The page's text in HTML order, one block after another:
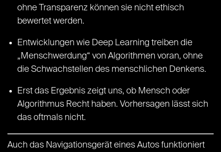
ohne Transparenz können sie nicht ethisch
bewertet werden.
Entwicklungen wie Deep Learning treiben die
„Menschwerdung“ von Algorithmen voran, ohne
die Schwachstellen des menschlichen Denkens.
Erst das Ergebnis zeigt uns, ob Mensch oder
Algorithmus Recht haben. Vorhersagen lässt sich
das oftmals nicht.
Auch das Navigationsgerät eines Autos funktioniert